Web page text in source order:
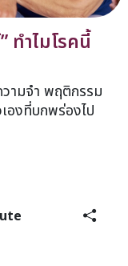
ทำไมโรคนี้
ามจำ พฤติกรรม
องที่บกพร่องไป